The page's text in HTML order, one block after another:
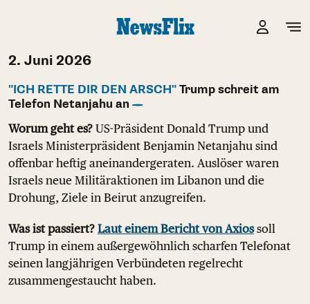
2. Juni 2026
"ICH RETTE DIR DEN ARSCH" Trump schreit am
Telefon Netanjahu an
Worum geht es? US-Präsident Donald Trump und
Israels Ministerpräsident Benjamin Netanjahu sind
offenbar heftig aneinandergeraten. Auslöser waren
Israels neue Militäraktionen im Libanon und die
Drohung, Ziele in Beirut anzugreifen.
Was ist passiert? Laut einem Bericht von Axiossoll
Trump in einem außergewöhnlich scharfen Telefonat
seinen langjährigen Verbündeten regelrecht
zusammengestaucht haben.